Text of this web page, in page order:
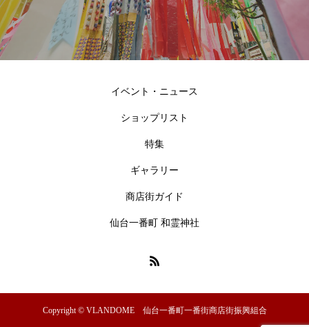
イベント・ニュース
ショップリスト
特集
ギャラリー
商店街ガイド
仙台一番町 和霊神社
Copyright © VLANDOME 仙台一番町一番街商店街振興組合